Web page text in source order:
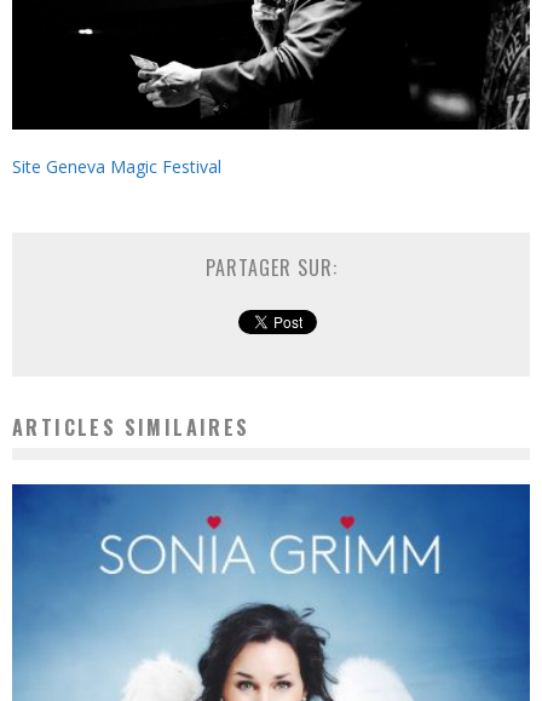
Site Geneva Magic Festival
PARTAGER SUR:
ARTICLES SIMILAIRES